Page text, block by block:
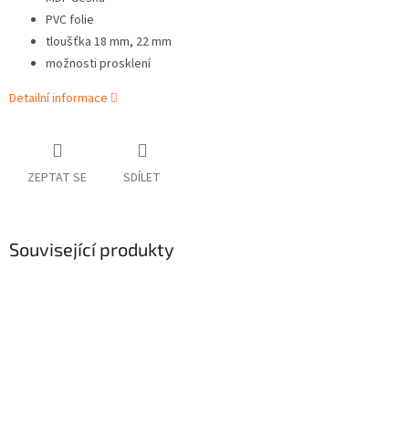
PVC folie
tloušťka 18 mm, 22 mm
možnosti prosklení
Detailní informace
ZEPTAT SE SDÍLET
Související produkty